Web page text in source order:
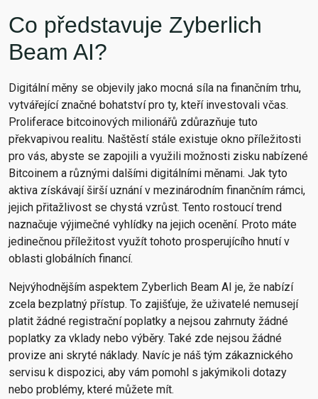
Co představuje Zyberlich
Beam AI?
Digitální měny se objevily jako mocná síla na finančním trhu,
vytvářející značné bohatství pro ty, kteří investovali včas.
Proliferace bitcoinových milionářů zdůrazňuje tuto
překvapivou realitu. Naštěstí stále existuje okno příležitosti
pro vás, abyste se zapojili a využili možnosti zisku nabízené
Bitcoinem a různými dalšími digitálními měnami. Jak tyto
aktiva získávají širší uznání v mezinárodním finančním rámci,
jejich přitažlivost se chystá vzrůst. Tento rostoucí trend
naznačuje výjimečné vyhlídky na jejich ocenění. Proto máte
jedinečnou příležitost využít tohoto prosperujícího hnutí v
oblasti globálních financí.
Nejvýhodnějším aspektem Zyberlich Beam AI je, že nabízí
zcela bezplatný přístup. To zajišťuje, že uživatelé nemusejí
platit žádné registrační poplatky a nejsou zahrnuty žádné
poplatky za vklady nebo výběry. Také zde nejsou žádné
provize ani skryté náklady. Navíc je náš tým zákaznického
servisu k dispozici, aby vám pomohl s jakýmikoli dotazy
nebo problémy, které můžete mít.